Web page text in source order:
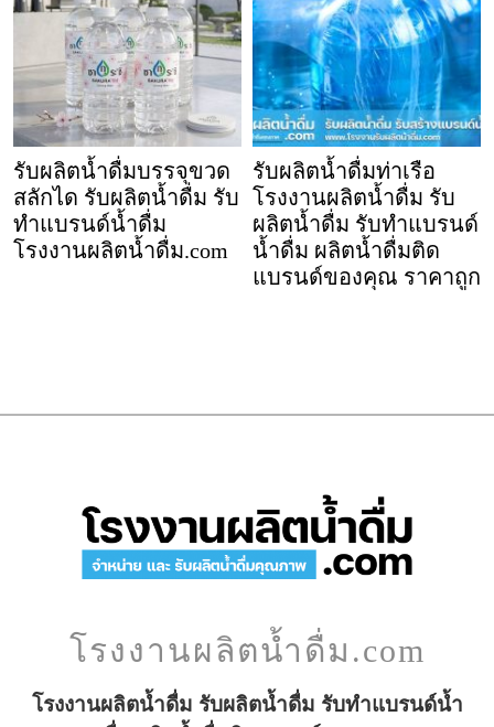
รับผลิตน้ำดื่มบรรจุขวด
สลักได รับผลิตน้ำดื่ม รับ
ทำแบรนด์น้ำดื่ม
โรงงานผลิตน้ำดื่ม.com
รับผลิตน้ำดื่มท่าเรือ
โรงงานผลิตน้ำดื่ม รับ
ผลิตน้ำดื่ม รับทำแบรนด์
น้ำดื่ม ผลิตน้ำดื่มติด
แบรนด์ของคุณ ราคาถูก
โรงงานผลิตน้ำดื่ม.com
โรงงานผลิตน้ำดื่ม รับผลิตน้ำดื่ม รับทำแบรนด์น้ำ